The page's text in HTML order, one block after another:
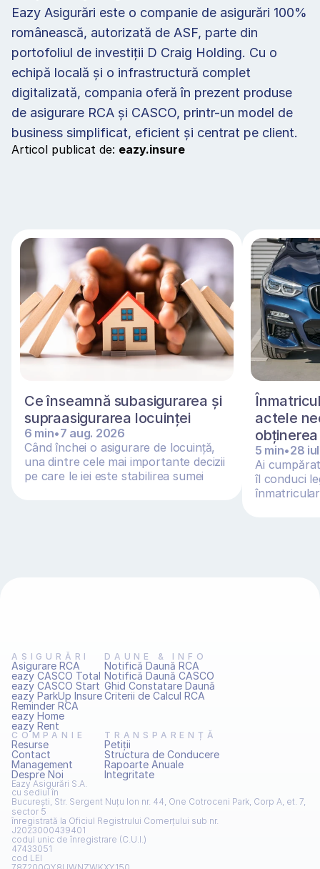
Eazy Asigurări este o companie de asigurări 100%
românească, autorizată de ASF, parte din
portofoliul de investiții D Craig Holding. Cu o
echipă locală și o infrastructură complet
digitalizată, compania oferă în prezent produse
de asigurare RCA și CASCO, printr-un model de
business simplificat, eficient și centrat pe client.
Articol publicat de: eazy.insure
Ce înseamnă subasigurarea și
supraasigurarea locuinței
6 min•7 aug. 2026
Când închei o asigurare de locuință,
una dintre cele mai importante decizii
pe care le iei este stabilirea sumei
actele
5 min•28
Ai
îl conduci
ASIGURĂRI
Asigurare RCA
eazy CASCO Total
eazy CASCO Start
eazy ParkUp Insure
Reminder RCA
eazy Home
eazy Rent
DAUNE & INFO
Notifică Daună RCA
Notifică Daună CASCO
Ghid Constatare Daună
Criterii de Calcul RCA
COMPANIE
Resurse
Contact
Management
Despre Noi
TRANSPARENȚĂ
Petiţii
Structura de Conducere
Rapoarte Anuale
Integritate
Eazy Asigurări S.A.
cu sediul în
București, Str. Sergent Nuțu Ion nr. 44, One Cotroceni Park, Corp A, et. 7,
sector 5
înregistrată la Oficiul Registrului Comerțului sub nr.
J2023000439401
codul unic de înregistrare (C.U.I.)
47433051
cod LEI